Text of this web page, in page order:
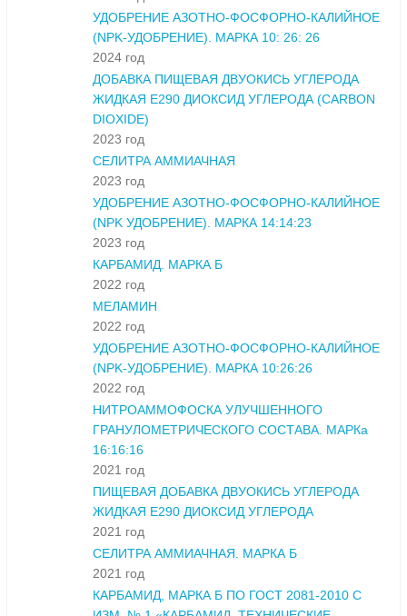
УДОБРЕНИЕ АЗОТНО-ФОСФОРНО-КАЛИЙНОЕ
(NPK-УДОБРЕНИЕ). МАРКА 10: 26: 26
2024 год
ДОБАВКА ПИЩЕВАЯ ДВУОКИСЬ УГЛЕРОДА
ЖИДКАЯ Е290 ДИОКСИД УГЛЕРОДА (CARBON
DIOXIDE)
2023 год
СЕЛИТРА АММИАЧНАЯ
2023 год
УДОБРЕНИЕ АЗОТНО-ФОСФОРНО-КАЛИЙНОЕ
(NPK УДОБРЕНИЕ). МАРКА 14:14:23
2023 год
КАРБАМИД. МАРКА Б
2022 год
МЕЛАМИН
2022 год
УДОБРЕНИЕ АЗОТНО-ФОСФОРНО-КАЛИЙНОЕ
(NPK-УДОБРЕНИЕ). МАРКА 10:26:26
2022 год
НИТРОАММОФОСКА УЛУЧШЕННОГО
ГРАНУЛОМЕТРИЧЕСКОГО СОСТАВА. МАРКа
16:16:16
2021 год
ПИЩЕВАЯ ДОБАВКА ДВУОКИСЬ УГЛЕРОДА
ЖИДКАЯ Е290 ДИОКСИД УГЛЕРОДА
2021 год
СЕЛИТРА АММИАЧНАЯ. МАРКА Б
2021 год
КАРБАМИД, МАРКА Б ПО ГОСТ 2081-2010 С